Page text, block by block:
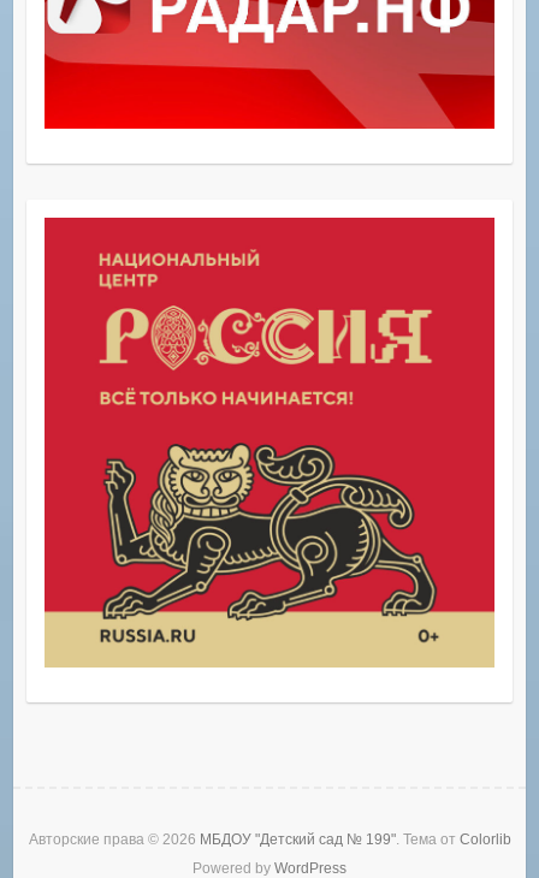
Авторские права © 2026 МБДОУ "Детский сад № 199". Тема от Colorlib
Powered by WordPress